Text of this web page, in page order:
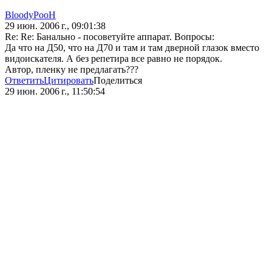
BloodyPooH
29 июн. 2006 г., 09:01:38
Re: Re: Банально - посоветуйте аппарат. Вопросы:
Да что на Д50, что на Д70 и там и там дверной глазок вместо
видоискателя. А без репетира все равно не порядок.
Автор, пленку не предлагать???
ОтветитьЦитироватьПоделиться
29 июн. 2006 г., 11:50:54